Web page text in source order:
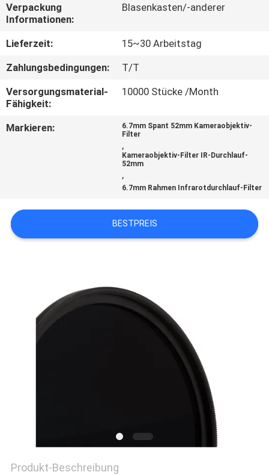
TRETEN
SIE
MIT
IN
VERBINDUNG
ZITAT
PRIVACY
POLICY
Verpackung
Informationen:
Blasenkasten/-anderer
Lieferzeit:
15~30 Arbeitstag
Zahlungsbedingungen:
T/T
Versorgungsmaterial-
Fähigkeit:
10000 Stücke /Month
Markieren:
6.7mm Spant 52mm Kameraobjektiv-
Filter
,
Kameraobjektiv-Filter IR-Durchlauf-
52mm
,
6.7mm Rahmen Infrarotdurchlauf-Filter
BESTPREIS
Produkt-Beschreibung